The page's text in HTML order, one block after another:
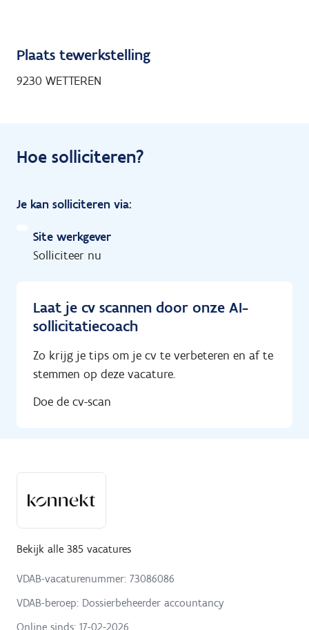
Plaats tewerkstelling
9230 WETTEREN
Hoe solliciteren?
Je kan solliciteren via:
Site werkgever
Solliciteer nu
Laat je cv scannen door onze AI-
sollicitatiecoach
Zo krijg je tips om je cv te verbeteren en af te
stemmen op deze vacature.
Doe de cv-scan
Bekijk alle 385 vacatures
VDAB-vacaturenummer: 73086086
VDAB-beroep: Dossierbeheerder accountancy
Online sinds: 17-02-2026